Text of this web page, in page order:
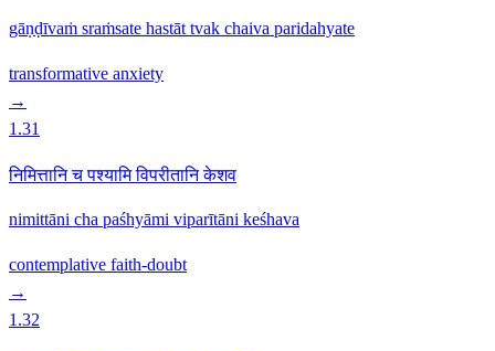
gāṇḍīvaṁ sraṁsate hastāt tvak chaiva paridahyate
transformative anxiety
→
1.31
निमित्तानि च पश्यामि विपरीतानि केशव
nimittāni cha paśhyāmi viparītāni keśhava
contemplative faith-doubt
→
1.32